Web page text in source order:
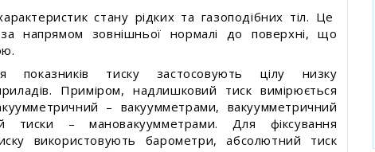
стану рідких та газоподібних тіл. Це
напрямом зовнішньої нормалі до поверхні, що
показників тиску застосовують цілу низку
Приміром, надлишковий тиск вимірюється
– вакуумметрами, вакуумметричний
тиски – мановакуумметрами. Для фіксування
використовують барометри, абсолютний тиск